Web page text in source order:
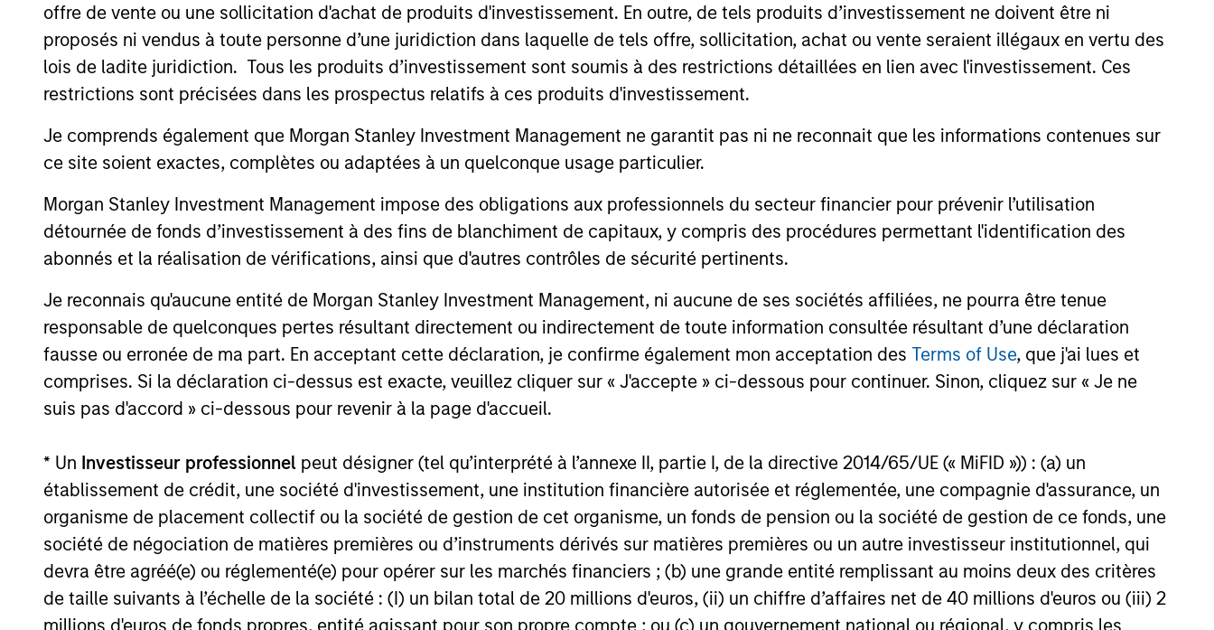
offre de vente ou une sollicitation d'achat de produits d'investissement. En outre, de tels produits d’investissement ne doivent être ni
proposés ni vendus à toute personne d’une juridiction dans laquelle de tels offre, sollicitation, achat ou vente seraient illégaux en vertu des
lois de ladite juridiction. Tous les produits d’investissement sont soumis à des restrictions détaillées en lien avec l'investissement. Ces
restrictions sont précisées dans les prospectus relatifs à ces produits d'investissement.
Je comprends également que Morgan Stanley Investment Management ne garantit pas ni ne reconnait que les informations contenues sur
ce site soient exactes, complètes ou adaptées à un quelconque usage particulier.
Morgan Stanley Investment Management impose des obligations aux professionnels du secteur financier pour prévenir l’utilisation
détournée de fonds d’investissement à des fins de blanchiment de capitaux, y compris des procédures permettant l'identification des
abonnés et la réalisation de vérifications, ainsi que d'autres contrôles de sécurité pertinents.
Je reconnais qu'aucune entité de Morgan Stanley Investment Management, ni aucune de ses sociétés affiliées, ne pourra être tenue
responsable de quelconques pertes résultant directement ou indirectement de toute information consultée résultant d’une déclaration
fausse ou erronée de ma part. En acceptant cette déclaration, je confirme également mon acceptation des Terms of Use, que j'ai lues et
comprises. Si la déclaration ci-dessus est exacte, veuillez cliquer sur « J'accepte » ci-dessous pour continuer. Sinon, cliquez sur « Je ne
suis pas d'accord » ci-dessous pour revenir à la page d'accueil.
* Un Investisseur professionnel peut désigner (tel qu’interprété à l’annexe II, partie I, de la directive 2014/65/UE (« MiFID »)) : (a) un
établissement de crédit, une société d'investissement, une institution financière autorisée et réglementée, une compagnie d'assurance, un
organisme de placement collectif ou la société de gestion de cet organisme, un fonds de pension ou la société de gestion de ce fonds, une
société de négociation de matières premières ou d’instruments dérivés sur matières premières ou un autre investisseur institutionnel, qui
devra être agréé(e) ou réglementé(e) pour opérer sur les marchés financiers ; (b) une grande entité remplissant au moins deux des critères
de taille suivants à l’échelle de la société : (I) un bilan total de 20 millions d'euros, (ii) un chiffre d’affaires net de 40 millions d'euros ou (iii) 2
millions d'euros de fonds propres, entité agissant pour son propre compte ; ou (c) un gouvernement national ou régional, y compris les
US Long Duration
Strategy
Invests in U.S. government and investment-grade corporate debt securities
with at least 10 years to maturity.
US Short Duration
Strategy
Invests primarily in US government securities and investment-grade corporate
bonds with maturities less than three years.
Global Credit Strategy
corporations and non-government issuers.
Strategy
Invests in a concentrated portfolio of high quality fixed income securities
issued globally by corporations and non-governmental agencies.
Team Insights
ARTICLE ARTICLE GLOBAL FIXED INCOME BULLETIN